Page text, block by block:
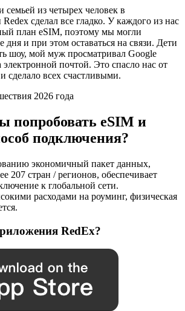
из четырех человек в
сделал все гладко. У каждого из нас
план eSIM, поэтому мы могли
дня и при этом оставаться на связи. Дети
шоу, мой муж просматривал Google
электронной почтой. Это спасло нас от
сделало всех счастливыми.
2026 года
попробовать eSIM и
подключения?
экономичный пакет данных,
207 стран / регионов, обеспечивает
к глобальной сети.
расходами на роуминг, физическая
RedEx?